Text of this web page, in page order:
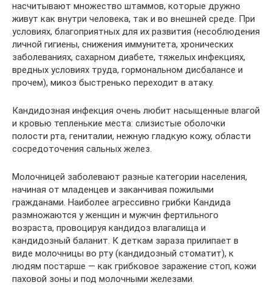
насчитывают множество штаммов, которые дружно
живут как внутри человека, так и во внешней среде. При
условиях, благоприятных для их развития (несоблюдения
личной гигиены, снижения иммунитета, хронических
заболеваниях, сахарном диабете, тяжелых инфекциях,
вредных условиях труда, гормональном дисбалансе и
прочем), микоз быстренько переходит в атаку.
Кандидозная инфекция очень любит насыщенные влагой
и кровью тепленькие места: слизистые оболочки
полости рта, гениталии, нежную гладкую кожу, области
сосредоточения сальных желез.
Молочницей заболевают разные категории населения,
начиная от младенцев и заканчивая пожилыми
гражданами. Наиболее агрессивно грибки Кандида
размножаются у женщин и мужчин фертильного
возраста, провоцируя кандидоз влагалища и
кандидозный баланит. К деткам зараза прилипает в
виде молочницы во рту (кандидозный стоматит), к
людям постарше — как грибковое заражение стоп, кожи
паховой зоны и под молочными железами.